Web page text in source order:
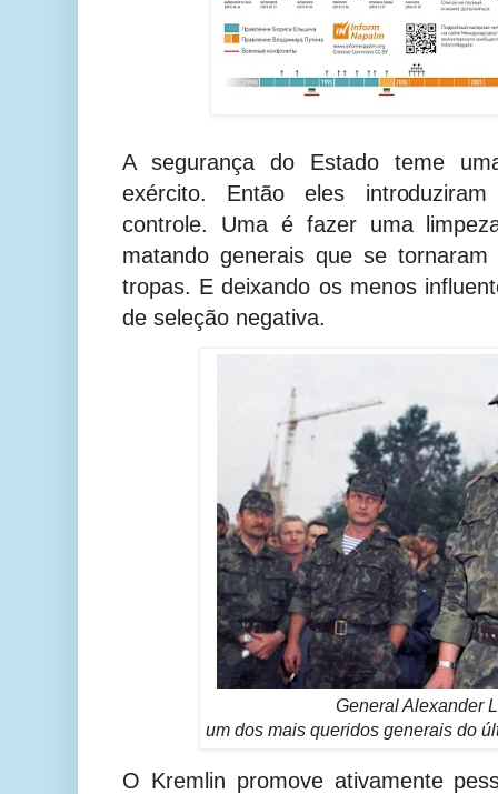
A segurança do Estado teme
exército. Então eles
controle. Uma é fazer uma
matando generais que se
tropas. E deixando os menos
de seleção negativa.
General Alexander
um dos mais queridos generais do
O Kremlin promove ativamente